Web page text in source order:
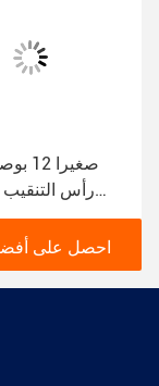
رأس
احصل على